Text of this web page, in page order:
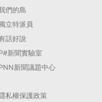
們的島
立特派員
話好說
新聞實驗室
新聞議題中心
私權保護政策